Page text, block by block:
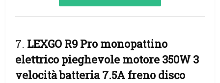
7. LEXGO R9 Pro monopattino
elettrico pieghevole motore 350W 3
velocità batteria 7.5A freno disco